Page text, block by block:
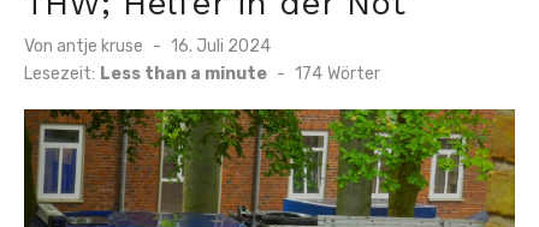
Von antje kruse
Veröffentlicht
am
16. Juli 2024
Lesezeit: Less than a minute - 174 Wörter